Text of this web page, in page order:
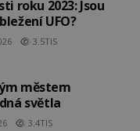
roku 2023: Jsou
UFO?
3.5TIS
městem
světla
3.4TIS